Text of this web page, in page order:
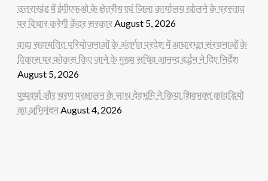
उत्तराखंड में ईपीएफओ के क्षेत्रीय एवं जिला कार्यालय खोलने के प्रस्ताव
पर विचार करेगी केंद्र सरकारAugust 5, 2026
वाह्य सहायतित परियोजनाओं के अंतर्गत प्रदेश में आधारभूत संरचनाओं के
विकास पर फोकस किए जाने के मुख्य सचिव आनन्द बर्द्धन ने दिए निर्देश
August 5, 2026
पुष्पवर्षा और चरण प्रक्षालन के साथ देवभूमि ने किया शिवभक्त कांवड़ियों
का अभिनंदनAugust 4, 2026